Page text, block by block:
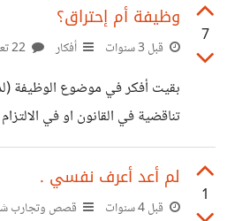
. رواية مزرعة الحيوان ، تروي
و انقلاب على الأنظمة الجائرة و
أصعب ، لأنه هنا يحدد أهي ثورة
7
وظيفة أم إحتراق؟
قبل 3 سنوات أفكار
بقيت أفكر في موضوع الوظيفة
تناقضية في القانون او في
تعبك لا بل يحاسبونك على
تناقض خطير و شيء مستهتر بنفس
1
لم أعد أعرف نفسي .
قبل 4 سنوات قصص وتجارب